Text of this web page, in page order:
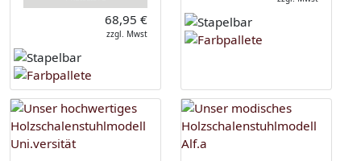
68,95 €
zzgl. Mwst